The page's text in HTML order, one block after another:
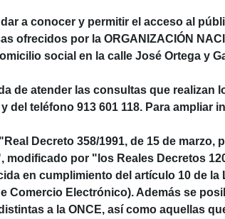
a conocer y permitir el acceso al
ofrecidos por la ORGANIZACIÓN
social en la calle José Ortega y
de atender las consultas que realizan
y del teléfono 913 601 118. Para ampliar
Real Decreto 358/1991, de 15 de marzo,
modificado por " los Reales Decretos
en cumplimiento del artículo 10 de la
Comercio Electrónico). Además se
a la ONCE, así como aquellas